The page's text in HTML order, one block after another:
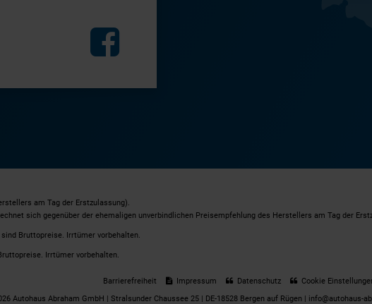
am Tag der Erstzulassung).
sich gegenüber der ehemaligen unverbindlichen Preisempfehlung des Herstellers am Tag der
Bruttopreise. Irrtümer vorbehalten.
Irrtümer vorbehalten.
Barrierefreiheit Impressum Datenschutz
Cookie
Autohaus Abraham GmbH | Stralsunder Chaussee 25 | DE-18528 Bergen auf Rügen | info@autohaus-